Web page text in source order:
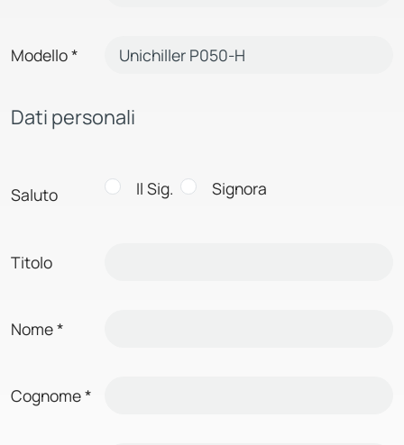
Modello*
Dati personali
Saluto Il Sig. Signora
Titolo
Nome*
Cognome*